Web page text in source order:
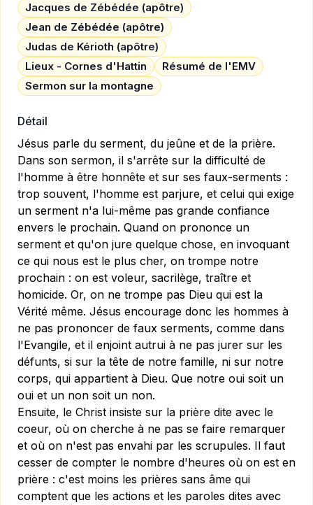
Jacques de Zébédée (apôtre)
Jean de Zébédée (apôtre)
Judas de Kérioth (apôtre)
Lieux - Cornes d'Hattin
Résumé de l'EMV
Sermon sur la montagne
Détail
Jésus parle du serment, du jeûne et de la prière.
Dans son sermon, il s'arrête sur la difficulté de
l'homme à être honnête et sur ses faux-serments :
trop souvent, l'homme est parjure, et celui qui exige
un serment n'a lui-même pas grande confiance
envers le prochain. Quand on prononce un
serment et qu'on jure quelque chose, en invoquant
ce qui nous est le plus cher, on trompe notre
prochain : on est voleur, sacrilège, traître et
homicide. Or, on ne trompe pas Dieu qui est la
Vérité même. Jésus encourage donc les hommes à
ne pas prononcer de faux serments, comme dans
l'Evangile, et il enjoint autrui à ne pas jurer sur les
défunts, si sur la tête de notre famille, ni sur notre
corps, qui appartient à Dieu. Que notre oui soit un
oui et un non soit un non.
Ensuite, le Christ insiste sur la prière dite avec le
coeur, où on cherche à ne pas se faire remarquer
et où on n'est pas envahi par les scrupules. Il faut
cesser de compter le nombre d'heures où on est en
prière : c'est moins les prières sans âme qui
comptent que les actions et les paroles dites avec